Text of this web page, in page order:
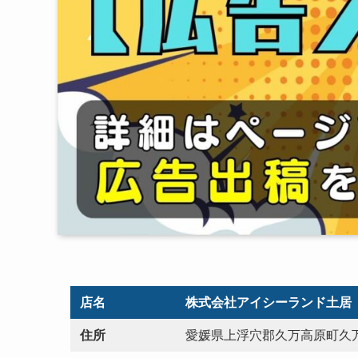
店名 株式会社アイシーランド土居
住所 愛媛県上浮穴郡久万高原町久